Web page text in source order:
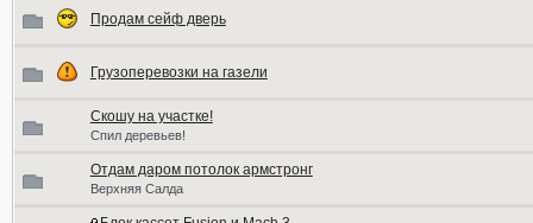
Продам сейф дверь
Грузоперевозки на газели
Скошу на участке!
Спил деревьев!
Отдам даром потолок армстронг
Верхняя Салда